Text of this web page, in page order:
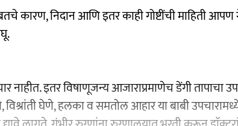
कारण, निदान आणि इतर काही गोष्टींची माहिती
नाहीत. इतर विषाणूजन्य आजाराप्रमाणेच डेंगी तापाचा
घेणे, हलका व समतोल आहार या बाबी